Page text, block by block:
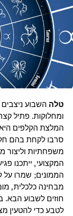
טלה השבוע
ומחלוקות. פתיל
המלצת הקלפים היא
סרבו לקחת בהם
משפחתיות וליצור
המקצועי, ייתכנו
הממונים; שמרו על
מבחינה כלכלית,
חוזים לשבוע הבא.
לטבע כדי להטעין